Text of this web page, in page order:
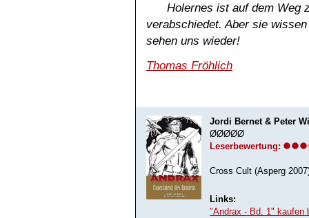
Holernes ist auf dem Weg
verabschiedet. Aber sie
sehen uns wieder!
Thomas Fröhlich
Jordi Bernet & Peter
ØØØØØ
Leserbewertung:
Cross Cult (Asperg
Links:
"Andrax - Bd. 1" kaufen